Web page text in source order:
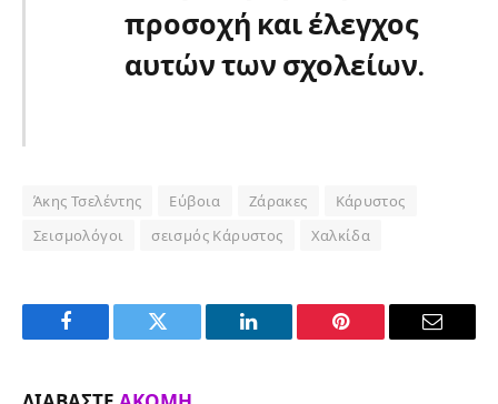
προσοχή και έλεγχος
αυτών των σχολείων.
Άκης Τσελέντης Εύβοια Ζάρακες
Κάρυστος
Σεισμολόγοι
σεισμός Κάρυστος Χαλκίδα
Facebook Twitter LinkedIn Pinterest Email